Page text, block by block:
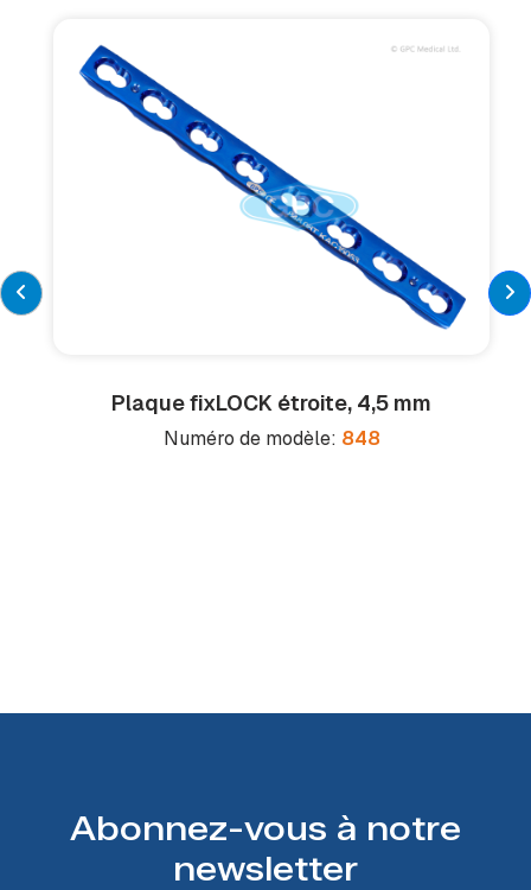
Plaque fixLOCK étroite, 4,5 mm
Numéro de modèle: 848
Abonnez-vous à notre
newsletter